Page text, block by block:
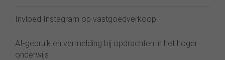
Invloed Instagram op vastgoedverkoop
AI-gebruik en vermelding bij opdrachten in het hoger
onderwijs